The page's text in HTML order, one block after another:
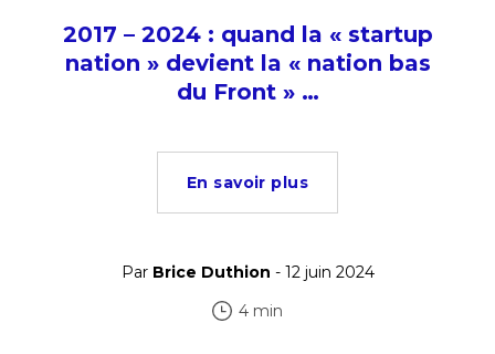
2017 – 2024 : quand la « startup
nation » devient la « nation bas
du Front » …
En savoir plus
Par Brice Duthion - 12 juin 2024
4 min